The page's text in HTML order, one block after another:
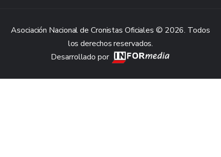
Asociación Nacional de Cronistas Oficiales © 2026. Todos
los derechos reservados.
Desarrollado por